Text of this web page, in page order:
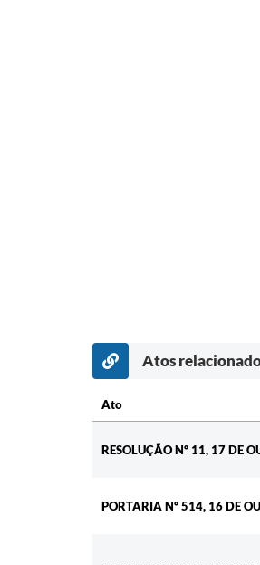
Atos
Ato
RESOLUÇÃO Nº 11, 17 DE
PORTARIA Nº 514, 16 DE